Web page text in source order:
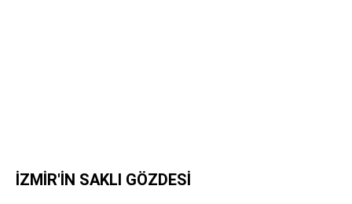
İZMİR'İN SAKLI GÖZDESİ